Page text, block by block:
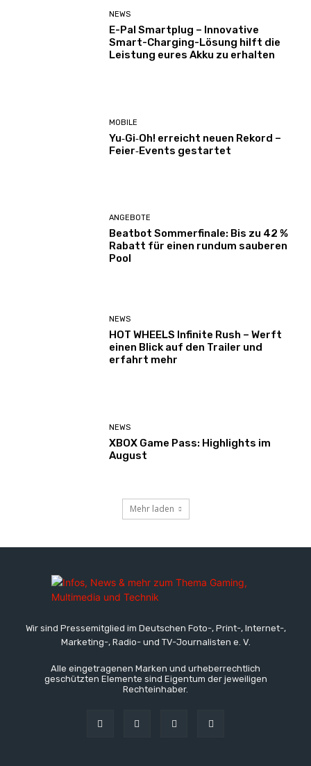
NEWS
E-Pal Smartplug – Innovative
Smart-Charging-Lösung hilft die
Leistung eures Akku zu erhalten
MOBILE
Yu‑Gi‑Oh! erreicht neuen Rekord –
Feier‑Events gestartet
ANGEBOTE
Beatbot Sommerfinale: Bis zu 42 %
Rabatt für einen rundum sauberen
Pool
NEWS
HOT WHEELS Infinite Rush – Werft
einen Blick auf den Trailer und
erfahrt mehr
NEWS
XBOX Game Pass: Highlights im
August
Mehr laden
Wir sind Pressemitglied im Deutschen Foto-, Print-, Internet-,
Marketing-, Radio- und TV-Journalisten e. V.
Alle eingetragenen Marken und urheberrechtlich
geschützten Elemente sind Eigentum der jeweiligen
Rechteinhaber.